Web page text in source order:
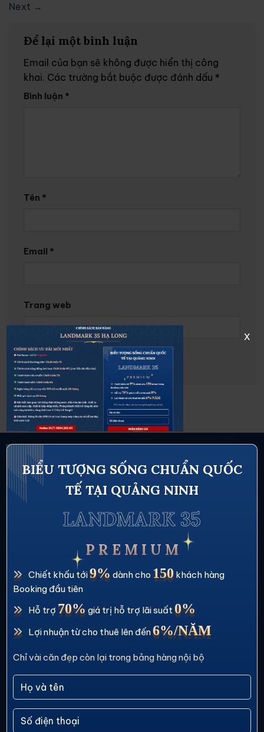
Next →
Để lại một bình luận
Email của bạn sẽ không được hiển thị công
khai. Các trường bắt buộc được đánh dấu *
Bình luận *
Tên *
Email *
Trang web
Thông tin liên hệ
CÔNG TY CỔ PHẦN THƯƠNG MẠI VÀ DỊCH VỤ
Đại lý F1 phân phối chính thức dự án
HOTLINE
0934.266.611
EMAIL
BIỂU TƯỢNG SỐNG CHUẨN QUỐC
TẾ TẠI QUẢNG NINH
LANDMARK 35
P R E M I U M
Chiết khấu tới9% dành cho 150 khách hàng
Booking đầu tiên
Hỗ trợ 70% giá trị hỗ trợ lãi suất 0%
Lợi nhuận từ cho thuê lên đến6%/NĂM
Chỉ vài căn đẹp còn lại trong bảng hàng nội bộ
x